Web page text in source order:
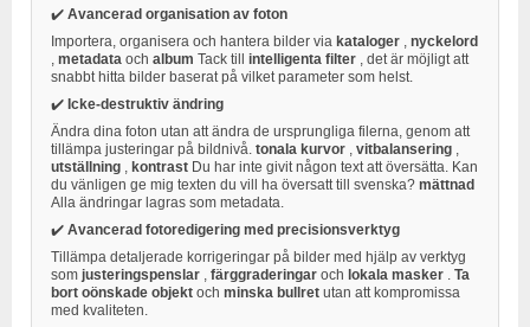
✔️ Avancerad organisation av foton
Importera, organisera och hantera bilder via kataloger
nyckelord
metadata och album Tack till intelligenta filter
, det är möjligt att
snabbt hitta bilder baserat på vilket parameter som helst.
✔️ Icke-destruktiv ändring
Ändra dina foton utan att ändra de ursprungliga filerna, genom att
tillämpa justeringar på bildnivå. tonala kurvor vitbalansering
utställning
kontrast Du har inte givit någon text att översätta. Kan
du vänligen ge mig texten du vill ha översatt till svenska? mättnad
Alla ändringar lagras som metadata.
✔️ Avancerad fotoredigering med precisionsverktyg
Tillämpa detaljerade korrigeringar på bilder med hjälp av verktyg
som justeringspenslar färggraderingar och lokala masker
Ta
bort oönskade objekt och minska bullret utan att kompromissa
med kvaliteten.